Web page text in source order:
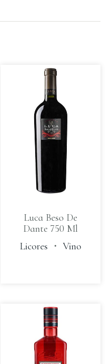
Luca Beso De
Dante 750 Ml
Licores ・ Vino